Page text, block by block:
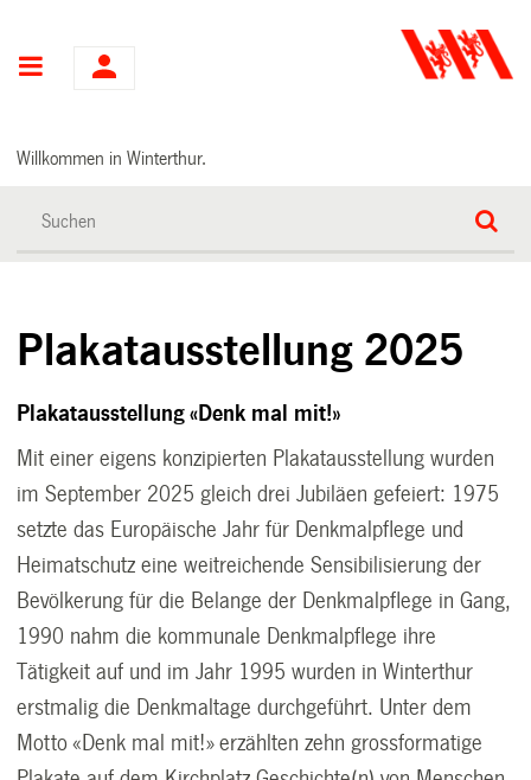
Hauptnavigation
Willkommen in Winterthur.
Plakatausstellung 2025
Plakatausstellung «Denk mal mit!»
Mit einer eigens konzipierten Plakatausstellung wurden
im September 2025 gleich drei Jubiläen gefeiert: 1975
setzte das Europäische Jahr für Denkmalpflege und
Heimatschutz eine weitreichende Sensibilisierung der
Bevölkerung für die Belange der Denkmalpflege in Gang,
1990 nahm die kommunale Denkmalpflege ihre
Tätigkeit auf und im Jahr 1995 wurden in Winterthur
erstmalig die Denkmaltage durchgeführt. Unter dem
Motto «Denk mal mit!» erzählten zehn grossformatige